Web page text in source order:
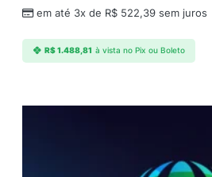
em até 3x de R$ 522,39 sem juros
R$1.488,81 à vista no Pix ou Boleto